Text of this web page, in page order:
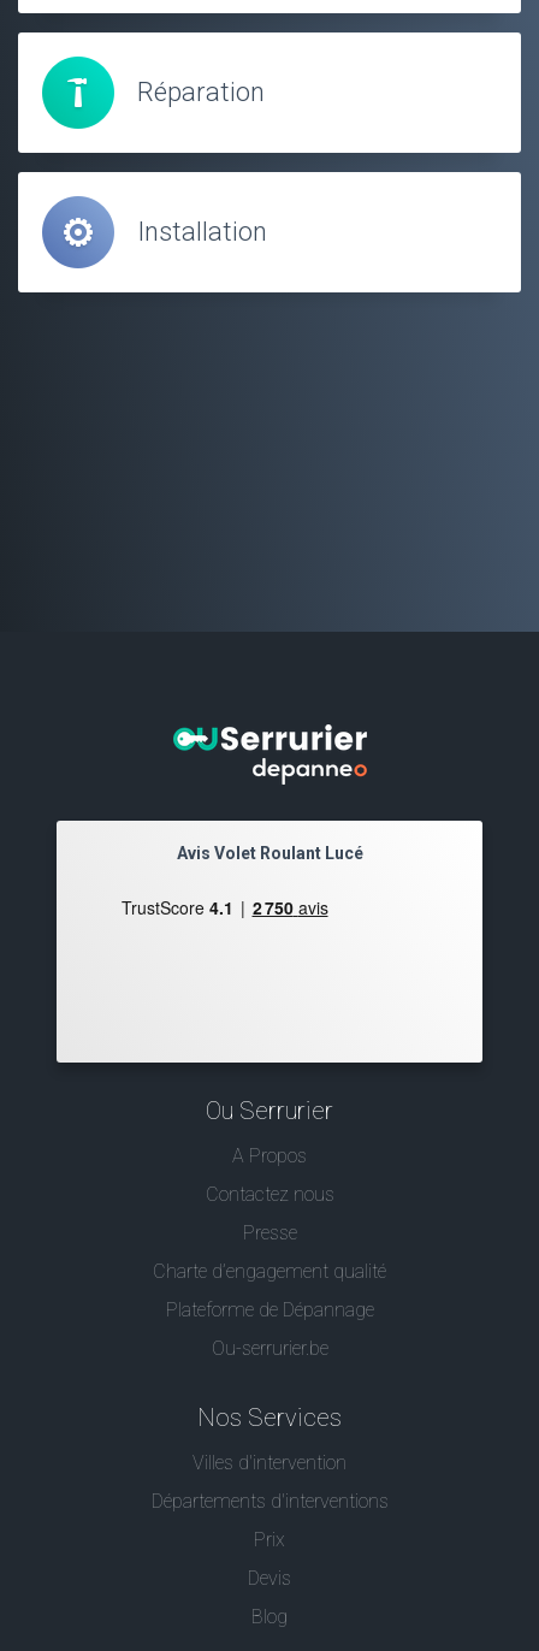
Réparation
Installation
Avis Volet Roulant Lucé
Ou Serrurier
A Propos
Contactez nous
Presse
Charte d’engagement qualité
Plateforme de Dépannage
Ou-serrurier.be
Nos Services
Villes d'intervention
Départements d'interventions
Prix
Devis
Blog